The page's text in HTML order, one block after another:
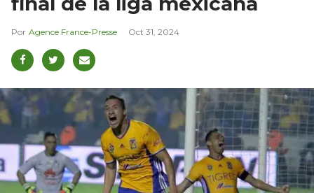
Agence France-Presse Oct 31, 2024